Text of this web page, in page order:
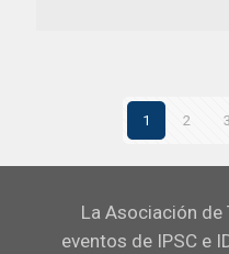
1 2 3
La Asociación
eventos de IPSC e